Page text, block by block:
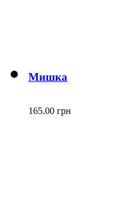
Мишка
165.00 грн